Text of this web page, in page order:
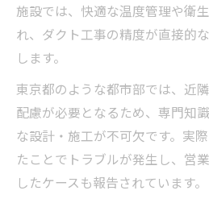
施設では、快適な温度管理や衛
れ、ダクト工事の精度が直接的
します。
東京都のような都市部では、近
配慮が必要となるため、専門知
な設計・施工が不可欠です。実
たことでトラブルが発生し、営
したケースも報告されています。